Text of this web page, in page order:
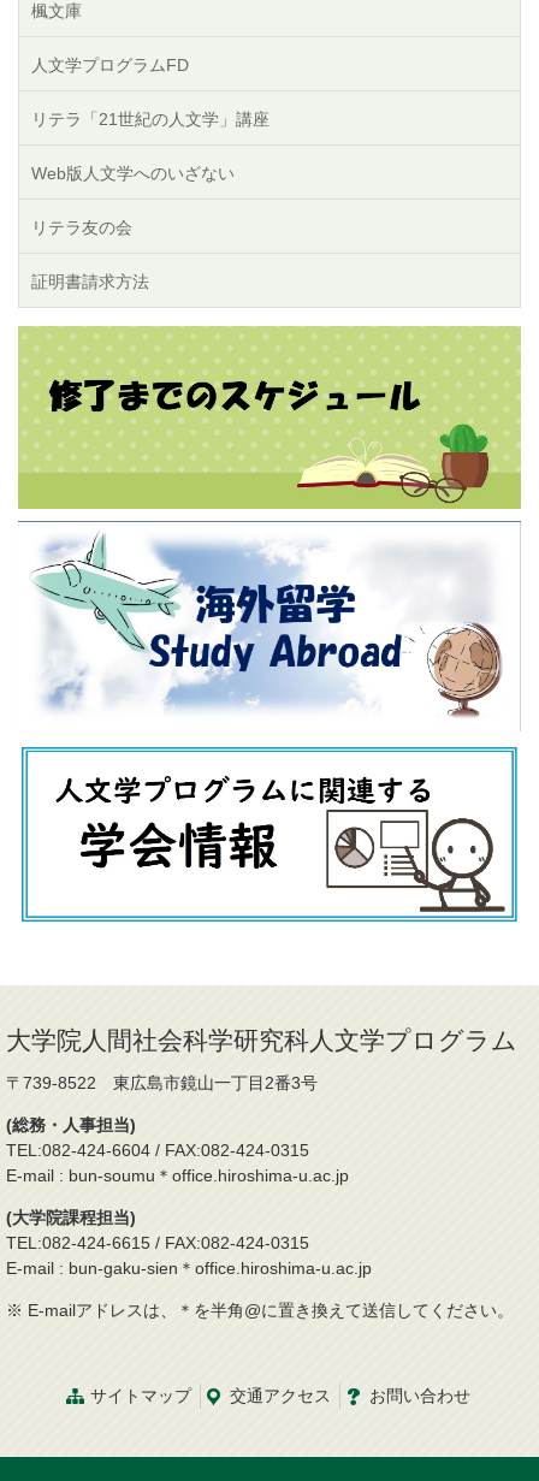
楓文庫
人文学プログラムFD
リテラ「21世紀の人文学」講座
Web版人文学へのいざない
リテラ友の会
証明書請求方法
大学院人間社会科学研究科人文学プログラム
〒739-8522 東広島市鏡山一丁目2番3号
(総務・人事担当)
TEL:082-424-6604 / FAX:082-424-0315
E-mail : bun-soumu＊office.hiroshima-u.ac.jp
(大学院課程担当)
TEL:082-424-6615 / FAX:082-424-0315
E-mail : bun-gaku-sien＊office.hiroshima-u.ac.jp
※ E-mailアドレスは、＊を半角@に置き換えて送信してください。
サイトマップ 交通アクセス お問い合わせ